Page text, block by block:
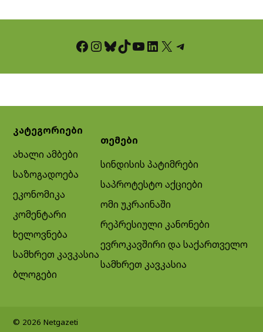
Facebook InstagramBluesky TikTok YouTube LinkedIn X Telegram
კატეგორიები
ახალი ამბები
საზოგადოება
ეკონომიკა
კომენტარი
ხელოვნება
სამხრეთ კავკასია
ბლოგები
თემები
სინდისის პატიმრები
საპროტესტო აქციები
ომი უკრაინაში
რეპრესიული კანონები
ევროკავშირი და საქართველო
სამხრეთ კავკასია
© 2026 Netgazeti